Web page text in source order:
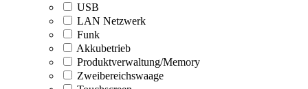
USB
LAN Netzwerk
Funk
Akkubetrieb
Produktverwaltung/Memory
Zweibereichswaage